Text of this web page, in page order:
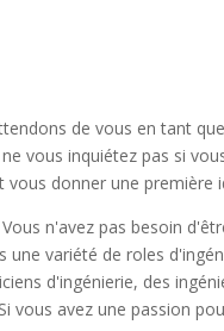
de vous en tant
vous inquiétez pas si
vous donner une première
Vous n'avez pas besoin
une variété de roles
d'ingénierie, des
vous avez une passion